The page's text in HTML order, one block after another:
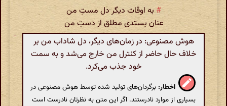
#به اوقات دیگر دل مستِ من
عنان بستدی مطلق از دستِ من
هوش مصنوعی: در زمان‌های دیگر، دل شاداب من بر
خلاف حال حاضر از کنترل من خارج می‌شد و به سمت
خود جذب می‌کرد.
اخطار: برگردان‌های تولید شده توسط هوش مصنوعی در
بسیاری از موارد نادرستند. اگر این متن به نظرتان نادرست است